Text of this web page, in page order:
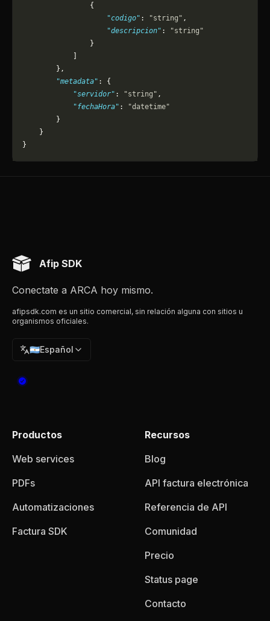
                {
                    "codigo"
: "string" ,
                    "descripcion"
:
"string"
                }
        },
        "metadata"
: {
            "servidor"
: "string" ,
            "fechaHora"
:
"datetime"
        }
    }
}
Afip SDK
Conectate a ARCA hoy mismo.
afipsdk.com es un sitio comercial, sin relación alguna con sitios u
organismos oficiales.
🇦🇷Español
Productos
Web services
PDFs
Automatizaciones
Factura SDK
Recursos
Blog
API factura electrónica
Referencia de API
Comunidad
Precio
Status page
Contacto